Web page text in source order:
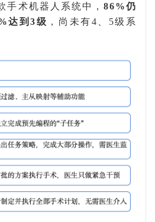
手术机器人 系统中， 86%仍
达到3级 ，尚 未有4 5级系